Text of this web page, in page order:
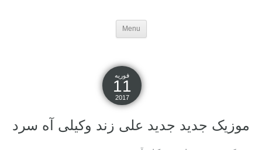
Menu
فوریه
11
2017
موزیک جدید جديد علی زند وکیلی آه سرد